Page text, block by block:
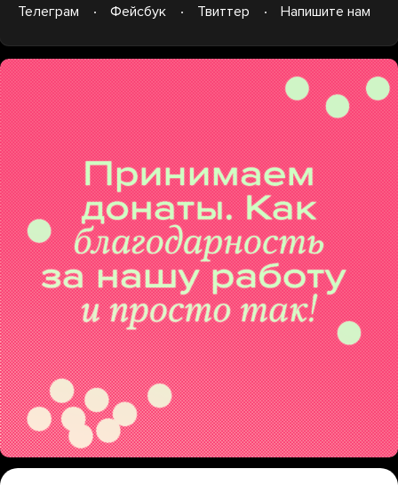
Телеграм Фейсбук Твиттер Напишите нам